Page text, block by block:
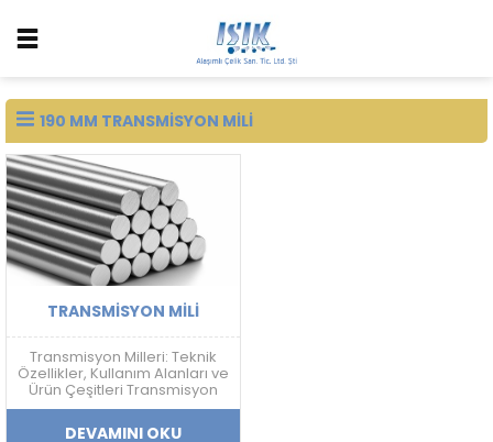
190 MM TRANSMISYON MILI
TRANSMISYON MILI
Transmisyon Milleri: Teknik
Özellikler, Kullanım Alanları ve
Ürün Çeşitleri Transmisyon
Mili Nedir? Transmisyon mili;
mekanik güç aktarımı,
DEVAMINI OKU